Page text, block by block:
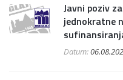
Javni poziv
jednokratne
Datum: